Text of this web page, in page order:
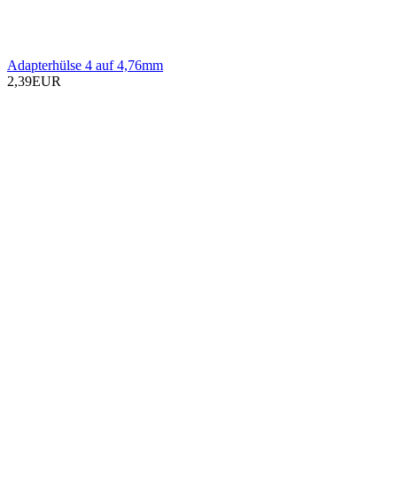
Adapterhülse 4 auf 4,76mm
2,39EUR